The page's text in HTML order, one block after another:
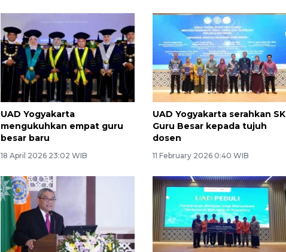
UAD Yogyakarta
mengukuhkan empat guru
besar baru
18 April 2026 23:02 WIB
UAD Yogyakarta serahkan SK
Guru Besar kepada tujuh
dosen
11 February 2026 0:40 WIB